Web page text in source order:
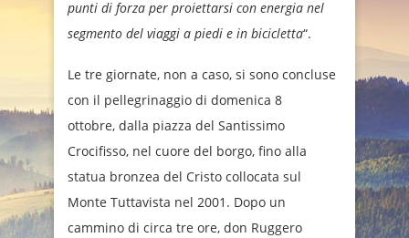
punti di forza per proiettarsi con energia nel
segmento del viaggi a piedi e in bicicletta“.
Le tre giornate, non a caso, si sono concluse
con il pellegrinaggio di domenica 8
ottobre, dalla piazza del Santissimo
Crocifisso, nel cuore del borgo, fino alla
statua bronzea del Cristo collocata sul
Monte Tuttavista nel 2001. Dopo un
cammino di circa tre ore, don Ruggero